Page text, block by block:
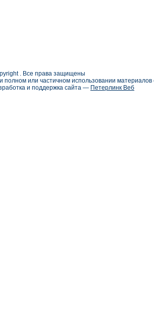
. Все права защищены
полном или частичном использовании
и поддержка сайта — Петерлинк Веб